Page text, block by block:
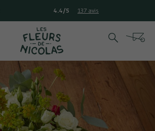
4.4/5 137 avis
Rechercher
Cart